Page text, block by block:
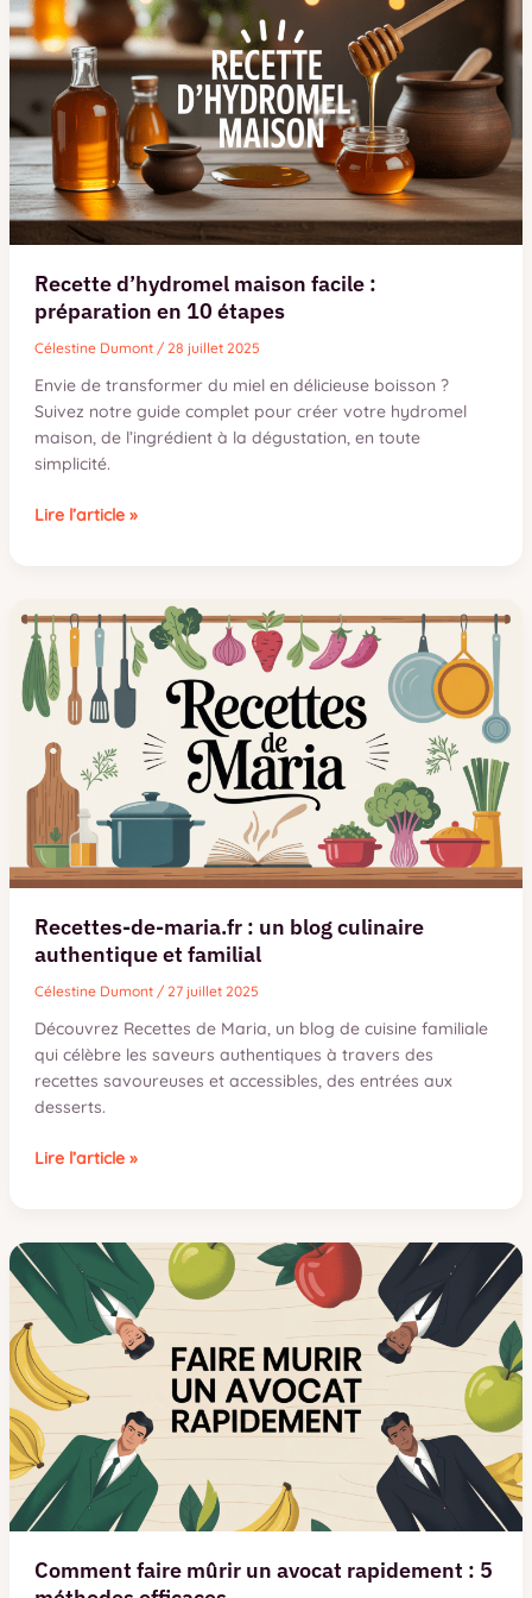
Recette d’hydromel maison facile :
préparation en 10 étapes
Célestine Dumont / 28 juillet 2025
Envie de transformer du miel en délicieuse boisson ?
Suivez notre guide complet pour créer votre hydromel
maison, de l’ingrédient à la dégustation, en toute
simplicité.
Recette
:
préparation
en
10
étapes
Lire l’article »
Recettes-de-maria.fr : un blog culinaire
authentique et familial
Célestine Dumont / 27 juillet 2025
Découvrez Recettes de Maria, un blog de cuisine familiale
qui célèbre les saveurs authentiques à travers des
recettes savoureuses et accessibles, des entrées aux
desserts.
Recettes-
un
blog
culinaire
authentique
et
familial
Lire l’article »
Comment faire mûrir un avocat rapidement : 5